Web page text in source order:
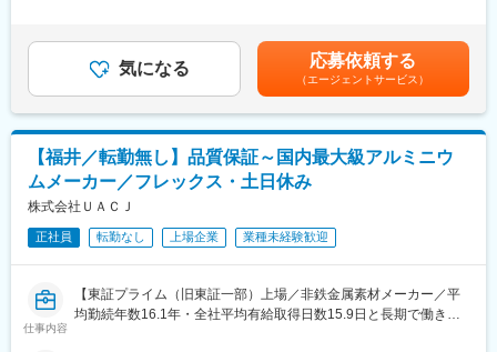
福井製造所における品質保証業務の基幹要員として、幅広く業務
をご経験いただく予定です。将来的には、様々な専門規格を理
解、運用することで、規格認証係のスペシャリストになると共
に、幅広い分野、部門にも通用できる知識を得ることで、様々な
業務に活かせる経験を身に着けることが期待されます。
◆福井製造所に関して：
福井製造所は、約500名で構成されUACJの主力工場として、鋳塊
の製造から、熱間圧延、冷間圧延、仕上加工に至るまでトータル
に行っており、高品質なアルミニウム製品を送り出しています。
取得しており、品質要求の厳しい日本海事協会や航空機メーカー
から認定工場に指定されています。
■分析機器：
HPLC,GC,ICP-MS等
■製品について：
自社製品、受託いずれも行っており、水素添加反応の技術を独自
に開発した化学品中間体メーカーです。下記のような分野で中間
・機能性材料（ポリイミド樹脂やエポキシ樹脂等）
・電子材料（PC,携帯の液晶等）
■求められる役割：
ります。月給(月額)は固定手当を含めた表記です。
気になる 応募依頼する
（エージェントサービス）
【福井／転勤無し】品質保証～国内最大級アルミニウ
ムメーカー／フレックス・土日休み
株式会社ＵＡＣＪ
正社員 転勤なし 上場企業 業種未経験歓迎
仕事内容
【東証プライム（旧東証一部）上場／非鉄金属素材メーカー／平
均勤続年数16.1年・全社平均有給取得日数15.9日と長期で働きや